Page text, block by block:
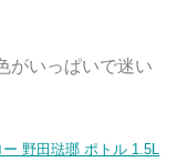
がいっぱいで迷い
野田琺瑯 ポトル 1.5L